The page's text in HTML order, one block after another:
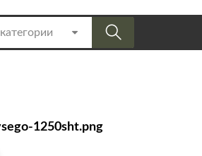
1250sht.png